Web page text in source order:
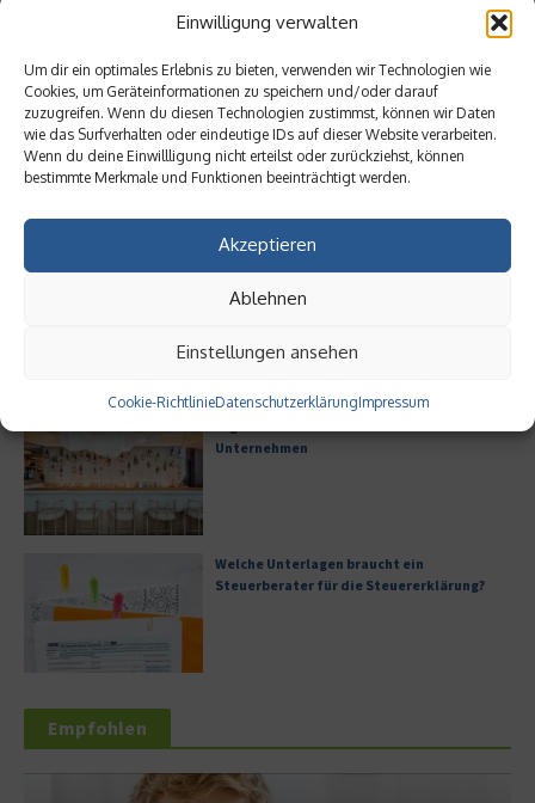
Einwilligung verwalten
Um dir ein optimales Erlebnis zu bieten, verwenden wir Technologien wie
Cookies, um Geräteinformationen zu speichern und/oder darauf
zuzugreifen. Wenn du diesen Technologien zustimmst, können wir Daten
wie das Surfverhalten oder eindeutige IDs auf dieser Website verarbeiten.
Wenn du deine Einwillligung nicht erteilst oder zurückziehst, können
bestimmte Merkmale und Funktionen beeinträchtigt werden.
Akzeptieren
Ablehnen
Einstellungen ansehen
Cookie-RichtlinieDatenschutzerklärungImpressum
Leitfaden zur Eröffnung eines
Geschäftskontos für kleine Unternehmen
Hilton Worldwide: Eine Ikone der globalen
Hotellerie im Wandel der Zeit
Digitalisierung als Wettbewerbsvorteil
Unternehmen
Welche Unterlagen braucht ein
Steuerberater für die Steuererklärung?
Empfohlen